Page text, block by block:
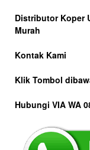
Distributor Koper
Murah
Kontak Kami
Klik Tombol
Hubungi VIA WA